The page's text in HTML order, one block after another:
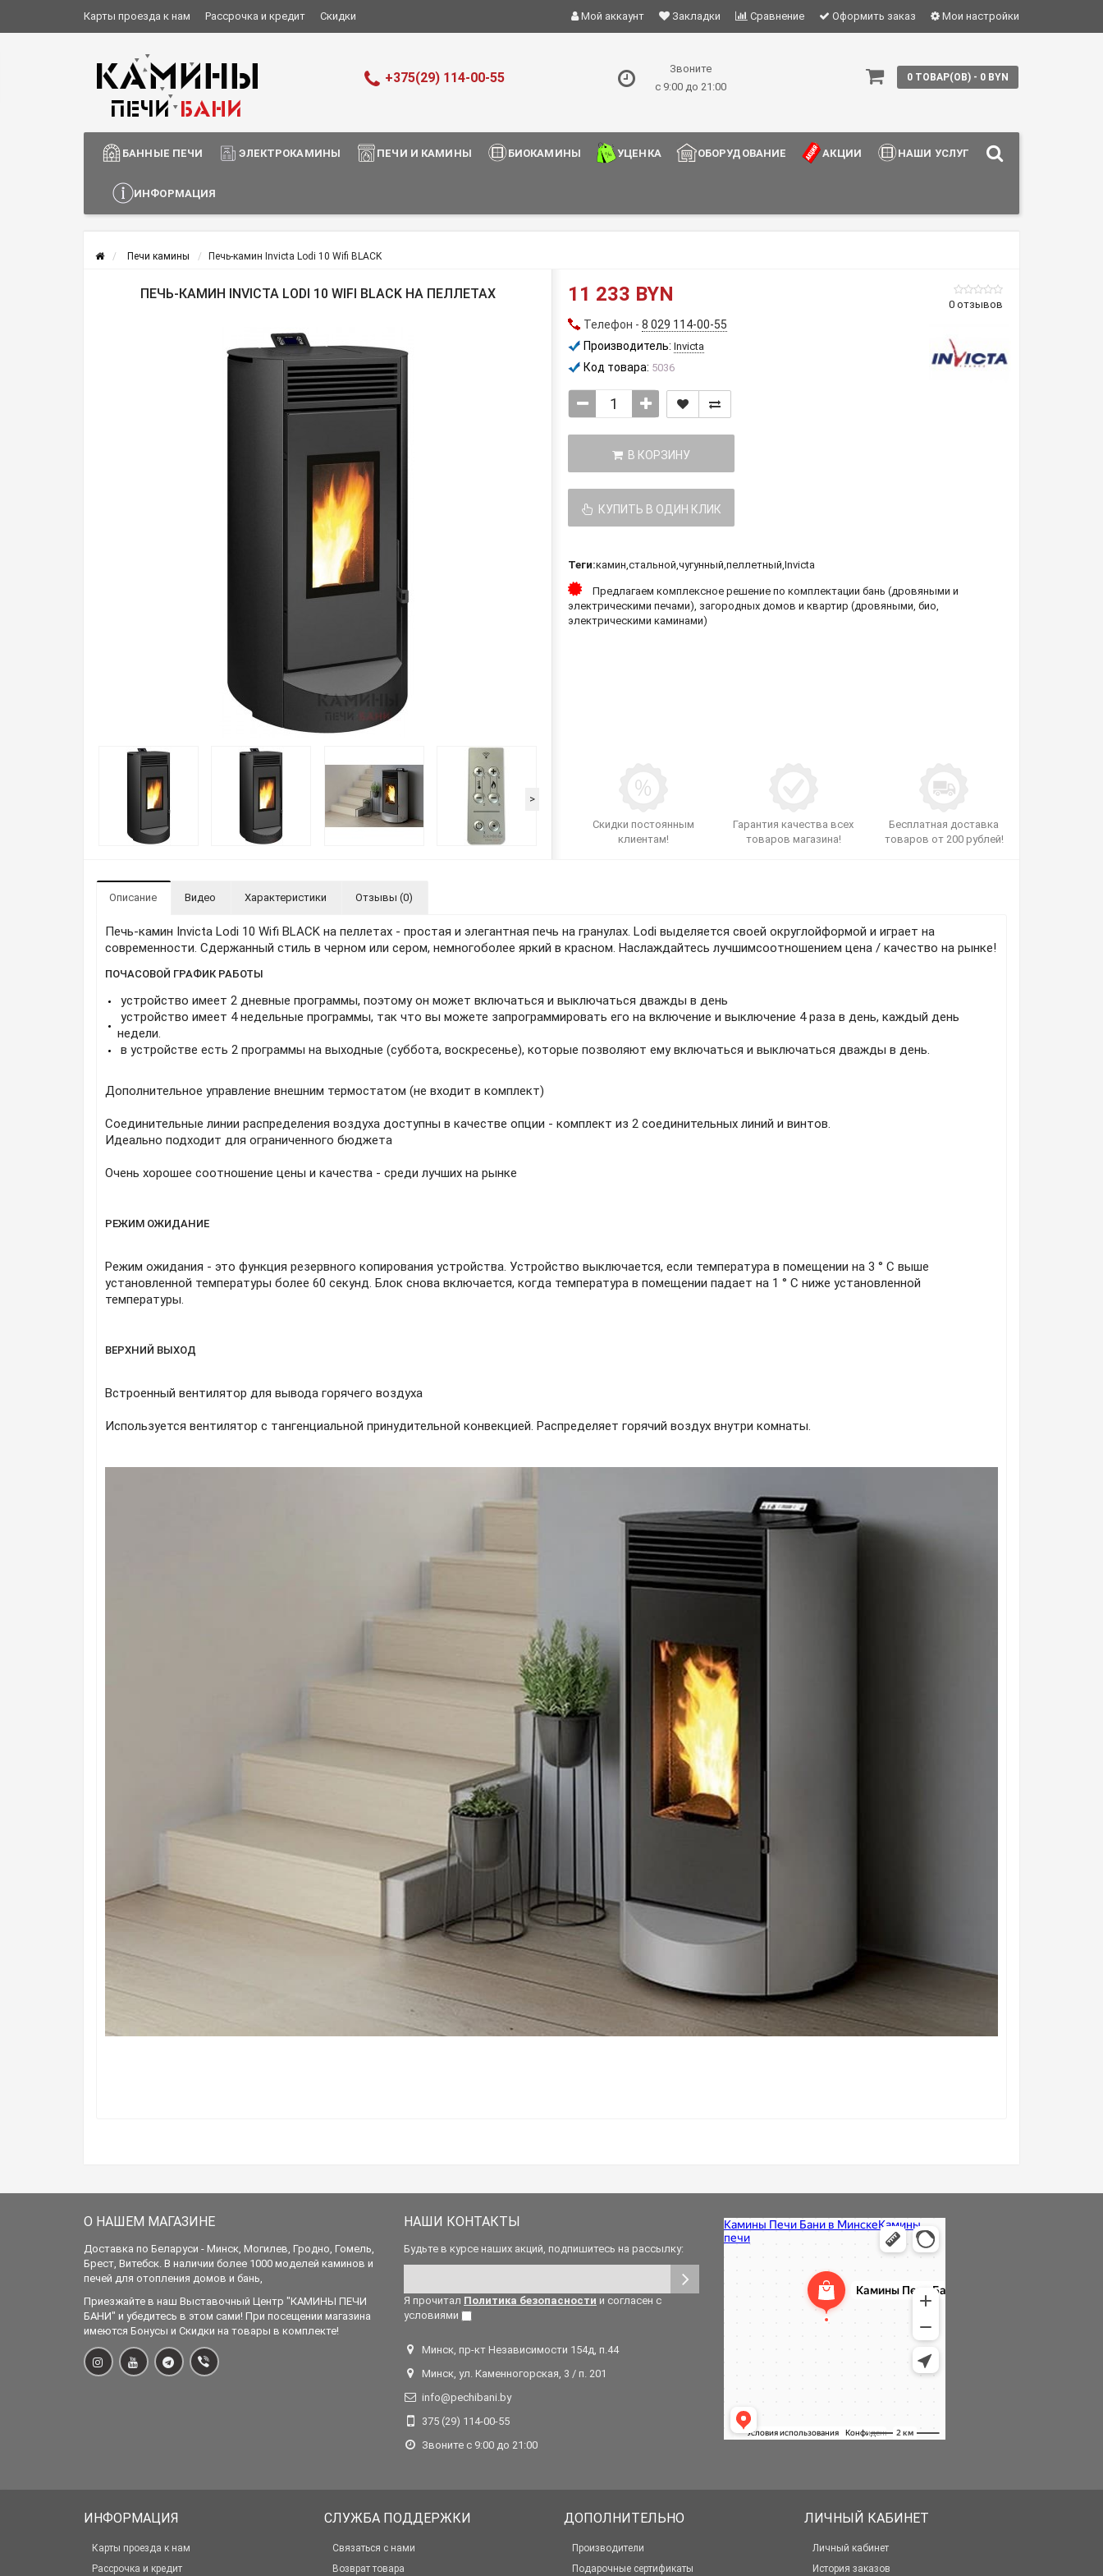
Карты проезда к нам Рассрочка и кредит Скидки
Информация о доставке
Мой аккаунт Закладки Сравнение Оформить заказ Мои настройки
+375(29) 114-00-55
Звоните
с 9:00 до 21:00
0 ТОВАР(ОВ) - 0 BYN
БАННЫЕ ПЕЧИ ЭЛЕКТРОКАМИНЫ ПЕЧИ И КАМИНЫ БИОКАМИНЫ УЦЕНКА ОБОРУДОВАНИЕ АКЦИИ НАШИ УСЛУГИ
ИНФОРМАЦИЯ
Печи камины Печь-камин Invicta Lodi 10 Wifi BLACK
ПЕЧЬ-КАМИН INVICTA LODI 10 WIFI BLACK НА ПЕЛЛЕТАХ
>
0 отзывов
11 233 BYN
Телефон - 8 029 114-00-55
Производитель: Invicta
Код товара: 5036
В КОРЗИНУ
КУПИТЬ В ОДИН КЛИК
Теги:камин,стальной,чугунный,пеллетный,Invicta
Скидки постоянным
клиентам!
Гарантия качества всех
товаров магазина!
Бесплатная доставка
товаров от 200 рублей!
Предлагаем комплексное решение по комплектации бань (дровяными и
электрическими печами), загородных домов и квартир (дровяными, био,
электрическими каминами)
Описание Видео Характеристики Отзывы (0)
Печь-камин Invicta Lodi 10 Wifi BLACK на пеллетах - простая и элегантная печь на гранулах. Lodi выделяется своей округлойформой и играет на
современности. Сдержанный стиль в черном или сером, немногоболее яркий в красном. Наслаждайтесь лучшимсоотношением цена / качество на рынке!
ПОЧАСОВОЙ ГРАФИК РАБОТЫ
устройство имеет 2 дневные программы, поэтому он может включаться и выключаться дважды в день
устройство имеет 4 недельные программы, так что вы можете запрограммировать его на включение и выключение 4 раза в день, каждый день
недели.
в устройстве есть 2 программы на выходные (суббота, воскресенье), которые позволяют ему включаться и выключаться дважды в день.
Дополнительное управление внешним термостатом (не входит в комплект)
Соединительные линии распределения воздуха доступны в качестве опции - комплект из 2 соединительных линий и винтов.
Идеально подходит для ограниченного бюджета
Очень хорошее соотношение цены и качества - среди лучших на рынке
РЕЖИМ ОЖИДАНИЕ
Режим ожидания - это функция резервного копирования устройства. Устройство выключается, если температура в помещении на 3 ° C выше
установленной температуры более 60 секунд. Блок снова включается, когда температура в помещении падает на 1 ° C ниже установленной
температуры.
ВЕРХНИЙ ВЫХОД
Встроенный вентилятор для вывода горячего воздуха
Используется вентилятор с тангенциальной принудительной конвекцией. Распределяет горячий воздух внутри комнаты.
О НАШЕМ МАГАЗИНЕ
Доставка по Беларуси - Минск, Могилев, Гродно, Гомель,
Брест, Витебск. В наличии более 1000 моделей каминов и
печей для отопления домов и бань,
Приезжайте в наш Выставочный Центр "КАМИНЫ ПЕЧИ
БАНИ" и убедитесь в этом сами! При посещении магазина
имеются Бонусы и Скидки на товары в комплекте!
НАШИ КОНТАКТЫ
Будьте в курсе наших акций, подпишитесь на рассылку:
Я прочитал Политика безопасности и согласен с
условиями
Минск, пр-кт Независимости 154д, п.44
Минск, ул. Каменногорская, 3 / п. 201
info@pechibani.by
375 (29) 114-00-55
Звоните с 9:00 до 21:00
ИНФОРМАЦИЯ
Карты проезда к нам
Рассрочка и кредит
СЛУЖБА ПОДДЕРЖКИ
Связаться с нами
Возврат товара
ДОПОЛНИТЕЛЬНО
Производители
Подарочные сертификаты
ЛИЧНЫЙ КАБИНЕТ
Личный кабинет
История заказов